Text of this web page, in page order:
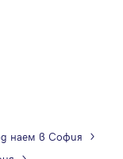
наем в София